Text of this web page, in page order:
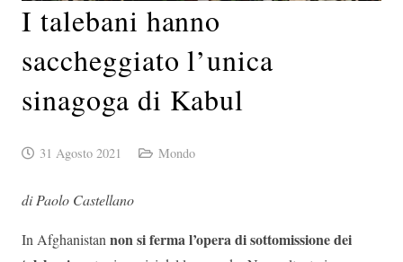
I talebani hanno
saccheggiato l’unica
sinagoga di Kabul
31 Agosto 2021 Mondo
di Paolo Castellano
In Afghanistannon si ferma l’opera di sottomissione dei